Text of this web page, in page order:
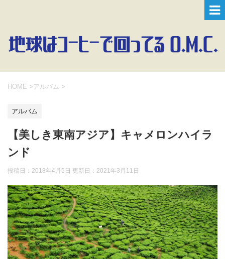
HOME >アルバム >
アルバム
【美しき東南アジア】キャメロンハイラ
ンド
投稿日：2018年4月5日 更新日： 2021年3月11日